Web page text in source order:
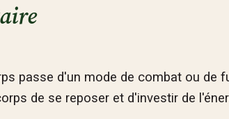
passe d'un mode de combat ou de
de se reposer et d'investir de